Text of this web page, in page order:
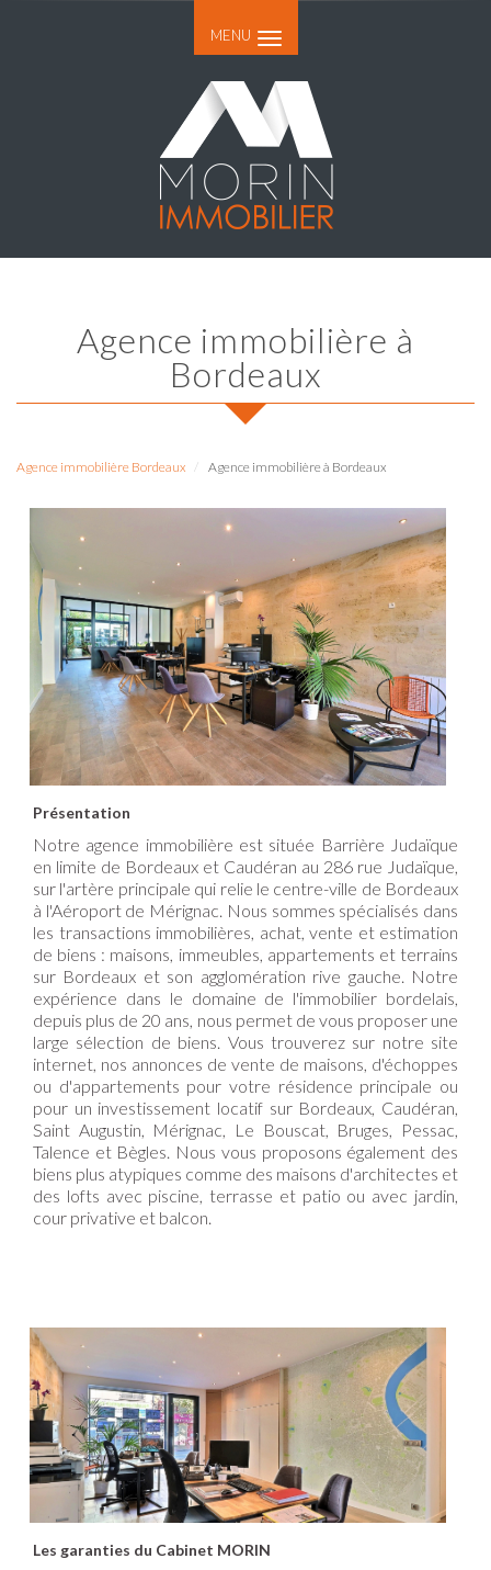
MENU
Agence immobilière à
Bordeaux
Agence immobilière Bordeaux Agence immobilière à Bordeaux
Présentation
Notre agence immobilière est située Barrière Judaïque
en limite de Bordeaux et Caudéran au 286 rue Judaïque,
sur l'artère principale qui relie le centre-ville de Bordeaux
à l'Aéroport de Mérignac. Nous sommes spécialisés dans
les transactions immobilières, achat, vente et estimation
de biens : maisons, immeubles, appartements et terrains
sur Bordeaux et son agglomération rive gauche. Notre
expérience dans le domaine de l'immobilier bordelais,
depuis plus de 20 ans, nous permet de vous proposer une
large sélection de biens. Vous trouverez sur notre site
internet, nos annonces de vente de maisons, d'échoppes
ou d'appartements pour votre résidence principale ou
pour un investissement locatif sur Bordeaux, Caudéran,
Saint Augustin, Mérignac, Le Bouscat, Bruges, Pessac,
Talence et Bègles. Nous vous proposons également des
biens plus atypiques comme des maisons d'architectes et
des lofts avec piscine, terrasse et patio ou avec jardin,
cour privative et balcon.
Les garanties du Cabinet MORIN